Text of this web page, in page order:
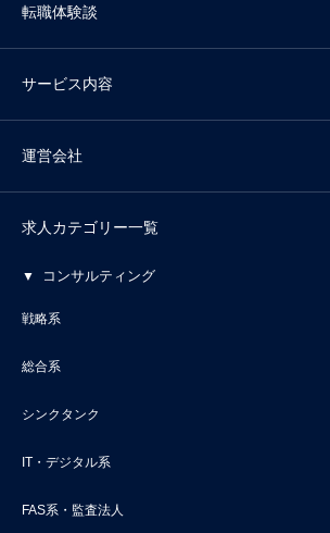
転職体験談
サービス内容
運営会社
求人カテゴリー一覧
コンサルティング
戦略系
総合系
シンクタンク
IT・デジタル系
FAS系・監査法人